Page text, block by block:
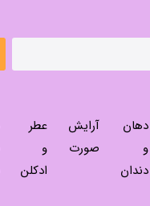
دهان
و
دندان
آرایش
صورت
عطر
و
ادکلن